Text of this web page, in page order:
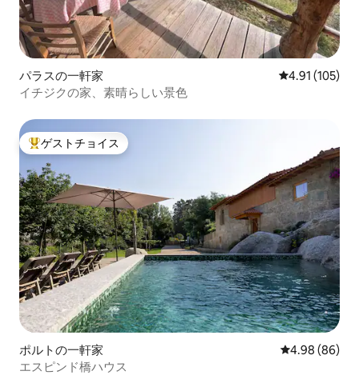
パラスの一軒家 レビュー105
4.91 (105)
イチジクの家、素晴らしい景色
大好評のゲストチョイスです。
ゲストチョイス
ポルトの一軒家 レビュー86件
4.98 (86)
エスピンド橋ハウス